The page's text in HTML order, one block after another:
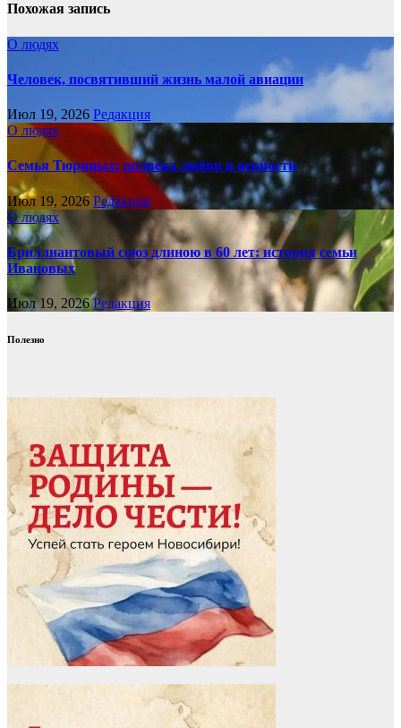
Похожая запись
О людях
Человек, посвятивший жизнь малой авиации
Июл 19, 2026 Редакция
О людях
Семья Тюриных: полвека любви и верности
Июл 19, 2026 Редакция
О людях
Бриллиантовый союз длиною в 60 лет: история семьи
Ивановых
Июл 19, 2026Редакция
Полезно